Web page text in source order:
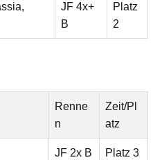
JF 4x+
B
Platz
2
Renne
n
Zeit/Pl
atz
JF 2x B Platz 3